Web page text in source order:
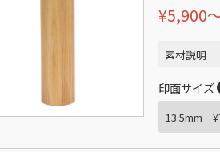
¥5,900
素材説明
印面サイズ